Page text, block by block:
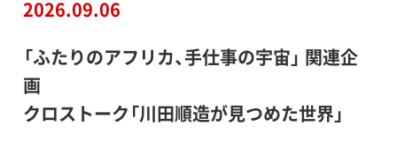
2026.09.06
「ふたりのアフリカ、手仕事の宇宙」 関連企
画
クロストーク「川田順造が見つめた世界」